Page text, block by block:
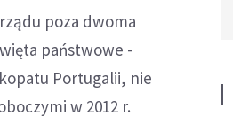
poza dwoma
państwowe -
Portugalii, nie
w 2012 r.